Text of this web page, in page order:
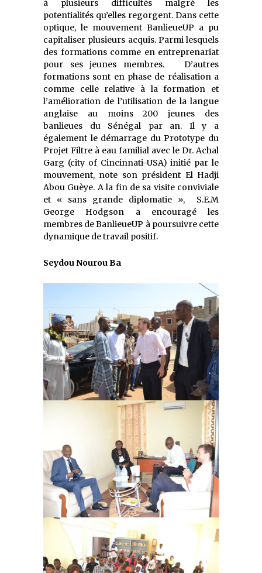
à plusieurs difficultés malgré les
potentialités qu’elles regorgent. Dans cette
optique, le mouvement BanlieueUP a pu
capitaliser plusieurs acquis. Parmi lesquels
des formations comme en entreprenariat
pour ses jeunes membres. D’autres
formations sont en phase de réalisation a
comme celle relative à la formation et
l’amélioration de l’utilisation de la langue
anglaise au moins 200 jeunes des
banlieues du Sénégal par an. Il y a
également le démarrage du Prototype du
Projet Filtre à eau familial avec le Dr. Achal
Garg (city of Cincinnati-USA) initié par le
mouvement, note son président El Hadji
Abou Guèye. A la fin de sa visite conviviale
et « sans grande diplomatie », S.E.M
George Hodgson a encouragé les
membres de BanlieueUP à poursuivre cette
dynamique de travail positif.
Seydou Nourou Ba